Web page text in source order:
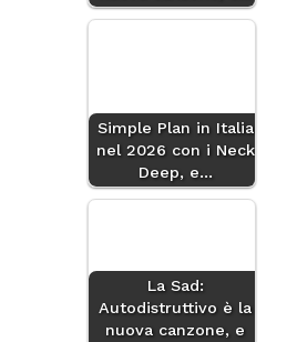
Simple Plan in Italia
nel 2026 con i Neck
Deep, e…
La Sad:
Autodistruttivo è la
nuova canzone, e